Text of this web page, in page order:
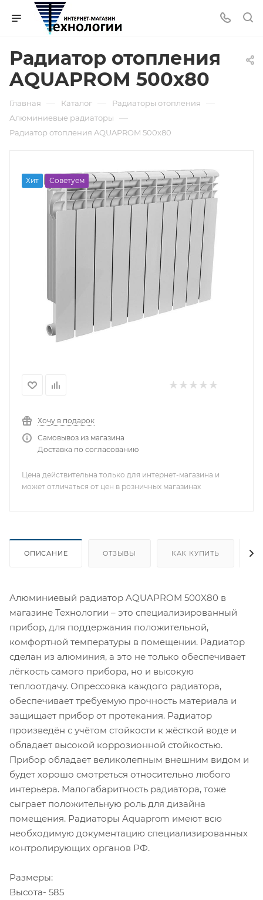
Радиатор отопления
AQUAPROM 500х80
Главная — Каталог — Радиаторы отопления —
Алюминиевые радиаторы —
Радиатор отопления AQUAPROM 500х80
Хит Советуем
Хочу в подарок
Самовывоз из магазина
Доставка по согласованию
Цена действительна только для интернет-магазина и
может отличаться от цен в розничных магазинах
ОПИСАНИЕ ОТЗЫВЫ КАК КУПИТЬ
Алюминиевый радиатор AQUAPROM 500X80 в
магазине Технологии – это специализированный
прибор, для поддержания положительной,
комфортной температуры в помещении. Радиатор
сделан из алюминия, а это не только обеспечивает
лёгкость самого прибора, но и высокую
теплоотдачу. Опрессовка каждого радиатора,
обеспечивает требуемую прочность материала и
защищает прибор от протекания. Радиатор
произведён с учётом стойкости к жёсткой воде и
обладает высокой коррозионной стойкостью.
Прибор обладает великолепным внешним видом и
будет хорошо смотреться относительно любого
интерьера. Малогабаритность радиатора, тоже
сыграет положительную роль для дизайна
помещения. Радиаторы Aquaprom имеют всю
необходимую документацию специализированных
контролирующих органов РФ.
Размеры:
Высота- 585